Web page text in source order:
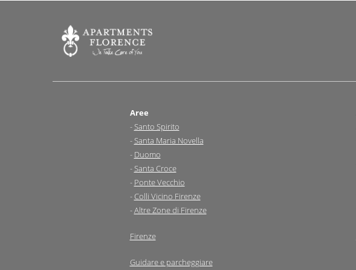
Aree
-Santo Spirito
-Santa Maria Novella
- Duomo
-Santa Croce
- Ponte Vecchio
- Colli Vicino Firenze
-Altre Zone di Firenze
Firenze
Guidare e parcheggiare